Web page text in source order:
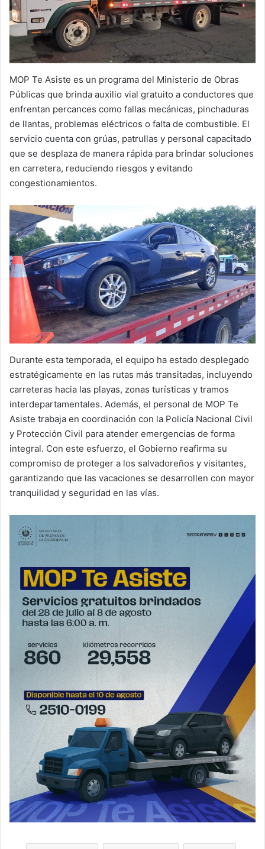
MOP Te Asiste es un programa del Ministerio de Obras
Públicas que brinda auxilio vial gratuito a conductores que
enfrentan percances como fallas mecánicas, pinchaduras
de llantas, problemas eléctricos o falta de combustible. El
servicio cuenta con grúas, patrullas y personal capacitado
que se desplaza de manera rápida para brindar soluciones
en carretera, reduciendo riesgos y evitando
congestionamientos.
Durante esta temporada, el equipo ha estado desplegado
estratégicamente en las rutas más transitadas, incluyendo
carreteras hacia las playas, zonas turísticas y tramos
interdepartamentales. Además, el personal de MOP Te
Asiste trabaja en coordinación con la Policía Nacional Civil
y Protección Civil para atender emergencias de forma
integral. Con este esfuerzo, el Gobierno reafirma su
compromiso de proteger a los salvadoreños y visitantes,
garantizando que las vacaciones se desarrollen con mayor
tranquilidad y seguridad en las vías.